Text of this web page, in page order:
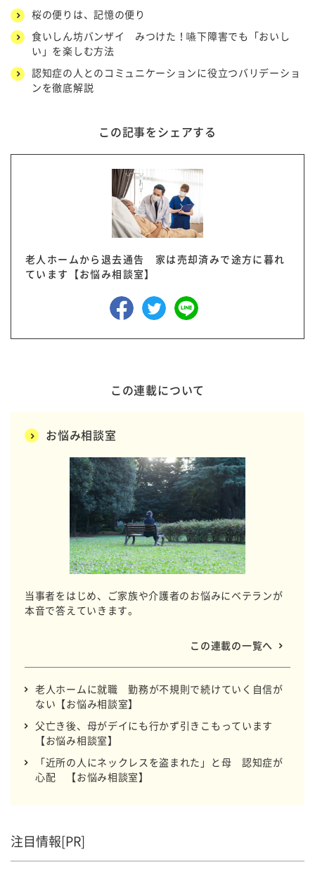
桜の便りは、記憶の便り
食いしん坊バンザイ みつけた！嚥下障害でも「おいし
い」を楽しむ方法
認知症の人とのコミュニケーションに役立つバリデーショ
ンを徹底解説
この記事をシェアする
老人ホームから退去通告 家は売却済みで途方に暮れ
ています【お悩み相談室】
この連載について
お悩み相談室
当事者をはじめ、ご家族や介護者のお悩みにベテランが
本音で答えていきます。
この連載の一覧へ
老人ホームに就職 勤務が不規則で続けていく自信が
ない【お悩み相談室】
父亡き後、母がデイにも行かず引きこもっています
【お悩み相談室】
「近所の人にネックレスを盗まれた」と母 認知症が
心配 【お悩み相談室】
注目情報[PR]